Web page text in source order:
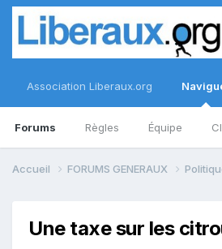
Association Liberaux.org
Forums Règles Équipe
Accueil FORUMS GENERAUX
Une taxe sur les